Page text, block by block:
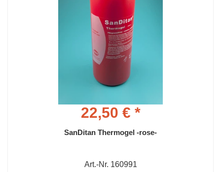
22,50 € *
SanDitan Thermogel -rose-
Art.-Nr. 160991